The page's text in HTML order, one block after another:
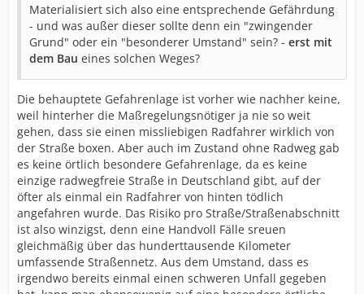
Materialisiert sich also eine entsprechende Gefährdung
- und was außer dieser sollte denn ein "zwingender
Grund" oder ein "besonderer Umstand" sein? - erst mit
dem Bau eines solchen Weges?
Die behauptete Gefahrenlage ist vorher wie nachher keine,
weil hinterher die Maßregelungsnötiger ja nie so weit
gehen, dass sie einen missliebigen Radfahrer wirklich von
der Straße boxen. Aber auch im Zustand ohne Radweg gab
es keine örtlich besondere Gefahrenlage, da es keine
einzige radwegfreie Straße in Deutschland gibt, auf der
öfter als einmal ein Radfahrer von hinten tödlich
angefahren wurde. Das Risiko pro Straße/Straßenabschnitt
ist also winzigst, denn eine Handvoll Fälle sreuen
gleichmäßig über das hunderttausende Kilometer
umfassende Straßennetz. Aus dem Umstand, dass es
irgendwo bereits einmal einen schweren Unfall gegeben